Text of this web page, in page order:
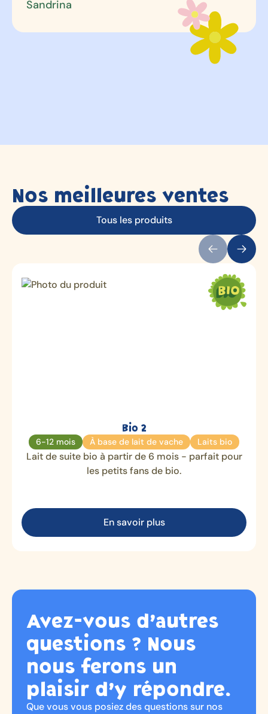
Nos meilleures ventes
Tous les produits
Bio 2
6-12 mois À base de lait de vache Laits bio
Lait de suite bio à partir de 6 mois - parfait pour
les petits fans de bio.
En savoir plus
Avez-vous d’autres
questions ? Nous
nous ferons un
plaisir d’y répondre.
Que vous vous posiez des questions sur nos